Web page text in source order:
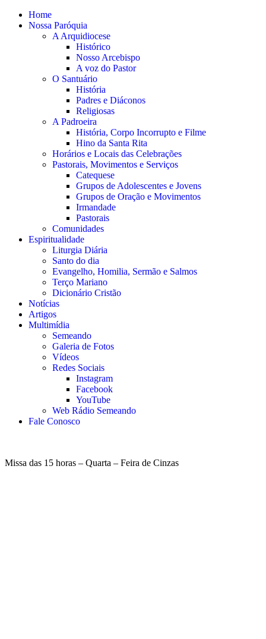
Home
Nossa Paróquia
A Arquidiocese
Histórico
Nosso Arcebispo
A voz do Pastor
O Santuário
História
Padres e Diáconos
Religiosas
A Padroeira
História, Corpo Incorrupto e Filme
Hino da Santa Rita
Horários e Locais das Celebrações
Pastorais, Movimentos e Serviços
Catequese
Grupos de Adolescentes e Jovens
Grupos de Oração e Movimentos
Irmandade
Pastorais
Comunidades
Espiritualidade
Liturgia Diária
Santo do dia
Evangelho, Homilia, Sermão e Salmos
Terço Mariano
Dicionário Cristão
Notícias
Artigos
Multimídia
Semeando
Galeria de Fotos
Vídeos
Redes Sociais
Instagram
Facebook
YouTube
Web Rádio Semeando
Fale Conosco
Missa das 15 horas – Quarta – Feira de Cinzas